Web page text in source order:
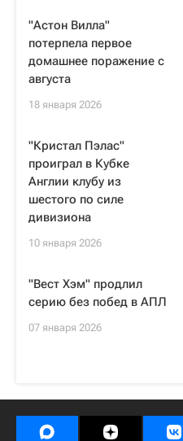
"Астон Вилла"
потерпела первое
домашнее поражение с
августа
18 января 2026
"Кристал Пэлас"
проиграл в Кубке
Англии клубу из
шестого по силе
дивизиона
10 января 2026
"Вест Хэм" продлил
серию без побед в АПЛ
07 января 2026